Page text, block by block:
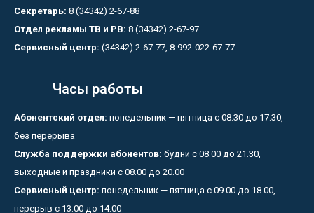
Секретарь: 8 (34342) 2-67-88
Отдел рекламы ТВ и РВ: 8 (34342) 2-67-97
Сервисный центр: (34342) 2-67-77, 8-992-022-67-77
Часы работы
Абонентский отдел: понедельник — пятница с 08.30 до 17.30,
без перерыва
Служба поддержки абонентов: будни с 08.00 до 21.30,
выходные и праздники с 08.00 до 20.00
Сервисный центр: понедельник — пятница с 09.00 до 18.00,
перерыв с 13.00 до 14.00